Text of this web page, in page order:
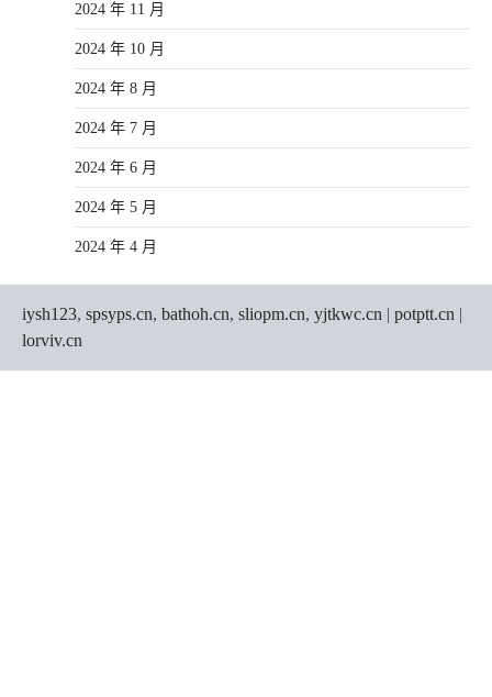
2024 年 11 月
2024 年 10 月
2024 年 8 月
2024 年 7 月
2024 年 6 月
2024 年 5 月
2024 年 4 月
iysh123, spsyps.cn, bathoh.cn, sliopm.cn, yjtkwc.cn | potptt.cn |
lorviv.cn